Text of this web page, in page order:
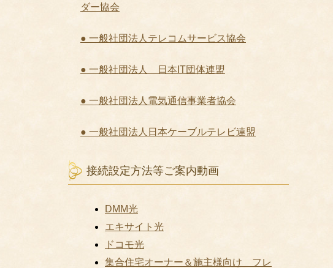
ダー協会
● 一般社団法人テレコムサービス協会
● 一般社団法人 日本IT団体連盟
● 一般社団法人電気通信事業者協会
● 一般社団法人日本ケーブルテレビ連盟
接続設定方法等ご案内動画
DMM光
エキサイト光
ドコモ光
集合住宅オーナー＆施主様向け フレ